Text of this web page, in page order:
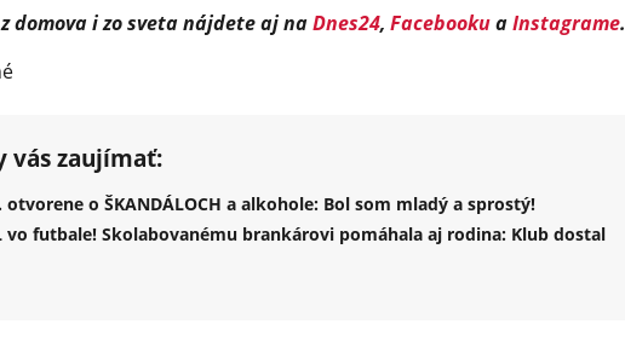
domova i zo sveta nájdete aj naDnes24, FacebookuaInstagrame.
vás zaujímať:
otvorene o ŠKANDÁLOCH a alkohole: Bol som mladý a sprostý!
vo futbale! Skolabovanému brankárovi pomáhala aj rodina: Klub dostal